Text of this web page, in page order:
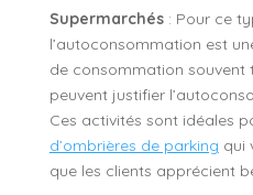
Supermarchés : Pour ce
l’autoconsommation est
de consommation souvent
peuvent justifier
Ces activités sont idéales
d’ombrières de parking qui
que les clients apprécient